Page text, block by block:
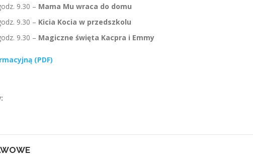
9.30 – Mama Mu wraca do domu
9.30 – Kicia Kocia w przedszkolu
9.30 – Magiczne święta Kacpra i Emmy
(PDF)